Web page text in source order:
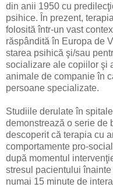
din anii 1950 cu
psihice. În prezent,
folosită într-un vast
răspândită în Europa de
starea psihică şi/sau
socializare ale copiilor şi
animale de companie în
persoane specializate.
Studiile derulate în
demonstrează o serie de
descoperit că terapia cu
comportamente pro-
după momentul
stresul pacientului
numai 15 minute de